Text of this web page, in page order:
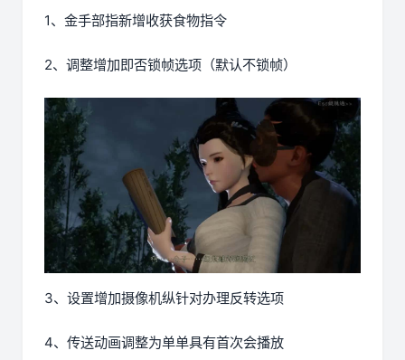
1、金手部指新增收获食物指令
2、调整增加即否锁帧选项（默认不锁帧）
3、设置增加摄像机纵针对办理反转选项
4、传送动画调整为单单具有首次会播放